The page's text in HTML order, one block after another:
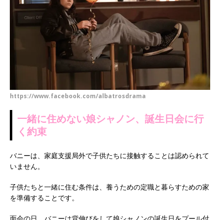
https://www.facebook.com/albatrosdrama
一緒に住めない娘シャノン、誕生日会に行
く約束
バニーは、家庭支援局外で子供たちに接触することは認められて
いません。
子供たちと一緒に住む条件は、養うための定職と暮らすための家
を準備することです。